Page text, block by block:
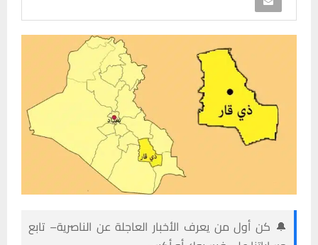
🔔 كن أول من يعرف الأخبار العاجلة عن الناصرية– تابع